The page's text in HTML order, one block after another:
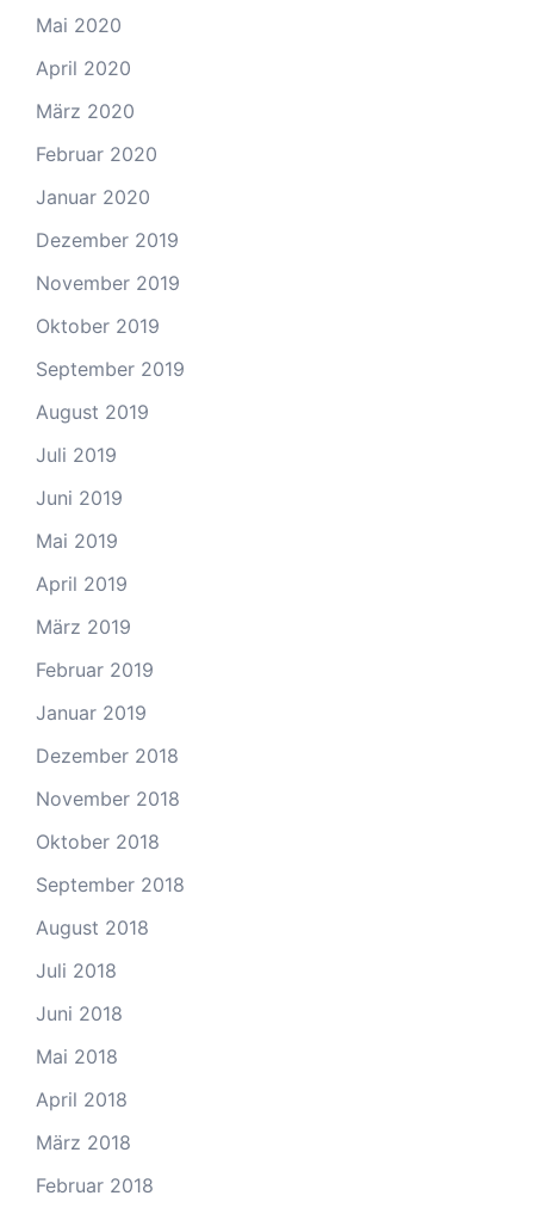
Mai 2020
April 2020
März 2020
Februar 2020
Januar 2020
Dezember 2019
November 2019
Oktober 2019
September 2019
August 2019
Juli 2019
Juni 2019
Mai 2019
April 2019
März 2019
Februar 2019
Januar 2019
Dezember 2018
November 2018
Oktober 2018
September 2018
August 2018
Juli 2018
Juni 2018
Mai 2018
April 2018
März 2018
Februar 2018